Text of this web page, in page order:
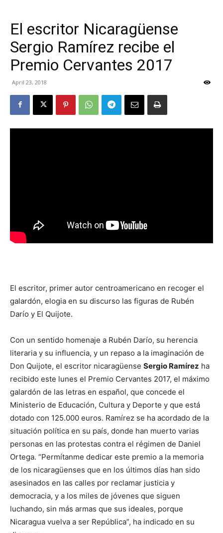
El escritor Nicaragüense
Sergio Ramírez recibe el
Premio Cervantes 2017
April 23, 2018
El escritor, primer autor centroamericano en recoger el
galardón, elogia en su discurso las figuras de Rubén
Darío y El Quijote.
Con un sentido homenaje a Rubén Darío, su herencia
literaria y su influencia, y un repaso a la imaginación de
Don Quijote, el escritor nicaragüense Sergio Ramírez ha
recibido este lunes el Premio Cervantes 2017, el máximo
galardón de las letras en español, que concede el
Ministerio de Educación, Cultura y Deporte y que está
dotado con 125.000 euros. Ramírez se ha acordado de la
situación política en su país, donde han muerto varias
personas en las protestas contra el régimen de Daniel
Ortega. “Permítanme dedicar este premio a la memoria
de los nicaragüenses que en los últimos días han sido
asesinados en las calles por reclamar justicia y
democracia, y a los miles de jóvenes que siguen
luchando, sin más armas que sus ideales, porque
Nicaragua vuelva a ser República”, ha indicado en su